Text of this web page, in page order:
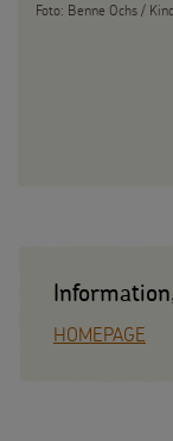
Foto: Benne Ochs /
HOMEPAGE